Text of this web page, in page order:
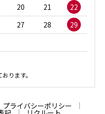
20 21
22
27 28
29
ります。
プライバシーポリシー